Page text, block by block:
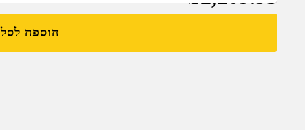
הוספה לסל